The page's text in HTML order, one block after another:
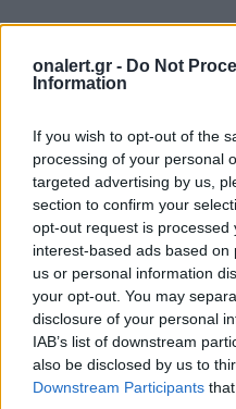
onalert.gr - Do Not
Information
If you wish to opt-out of the
processing of your personal
targeted advertising by us,
section to confirm your
opt-out request is processed
interest-based ads based
us or personal information
your opt-out. You may
disclosure of your personal
IAB’s list of downstream
also be disclosed by us to
Downstream Participants